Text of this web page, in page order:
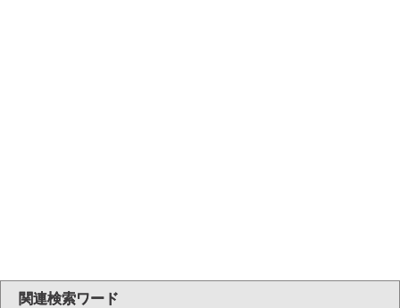
関連検索ワード